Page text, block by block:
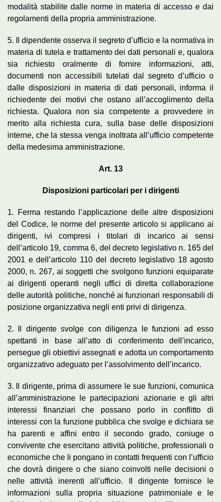
modalità stabilite dalle norme in materia di accesso e dai
regolamenti della propria amministrazione.
5. Il dipendente osserva il segreto d’ufficio e la normativa in
materia di tutela e trattamento dei dati personali e, qualora
sia richiesto oralmente di fornire informazioni, atti,
documenti non accessibili tutelati dal segreto d’ufficio o
dalle disposizioni in materia di dati personali, informa il
richiedente dei motivi che ostano all’accoglimento della
richiesta. Qualora non sia competente a provvedere in
merito alla richiesta cura, sulla base delle disposizioni
interne, che la stessa venga inoltrata all’ufficio competente
della medesima amministrazione.
Art. 13
Disposizioni particolari per i dirigenti
1. Ferma restando l’applicazione delle altre disposizioni
del Codice, le norme del presente articolo si applicano ai
dirigenti, ivi compresi i titolari di incarico ai sensi
dell’articolo 19, comma 6, del decreto legislativo n. 165 del
2001 e dell’articolo 110 del decreto legislativo 18 agosto
2000, n. 267, ai soggetti che svolgono funzioni equiparate
ai dirigenti operanti negli uffici di diretta collaborazione
delle autorità politiche, nonché ai funzionari responsabili di
posizione organizzativa negli enti privi di dirigenza.
2. Il dirigente svolge con diligenza le funzioni ad esso
spettanti in base all’atto di conferimento dell’incarico,
persegue gli obiettivi assegnati e adotta un comportamento
organizzativo adeguato per l’assolvimento dell’incarico.
3. Il dirigente, prima di assumere le sue funzioni, comunica
all’amministrazione le partecipazioni azionarie e gli altri
interessi finanziari che possano porlo in conflitto di
interessi con la funzione pubblica che svolge e dichiara se
ha parenti e affini entro il secondo grado, coniuge o
convivente che esercitano attività politiche, professionali o
economiche che li pongano in contatti frequenti con l’ufficio
che dovrà dirigere o che siano coinvolti nelle decisioni o
nelle attività inerenti all’ufficio. Il dirigente fornisce le
informazioni sulla propria situazione patrimoniale e le